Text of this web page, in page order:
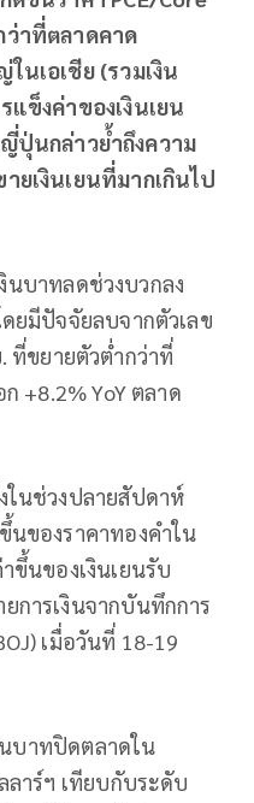
ว่าที่ตลาดคาด
นเอเชีย (รวมเงิน
ข็งค่าของเงินเยน
ปุ่นกล่าวย้ำถึงความ
ยเงินเยนที่มากเกินไป
นบาทลดช่วงบวกลง
ยมีปัจจัยลบจากตัวเลข
ที่ขยายตัวต่ำกว่าที่
+8.2% YoY ตลาด
ในช่วงปลายสัปดาห์
นของราคาทองคำใน
ขึ้นของเงินเยนรับ
การเงินจากบันทึกการ
เมื่อวันที่ 18-19
นบาทปิดตลาดใน
าร์ฯ เทียบกับระดับ